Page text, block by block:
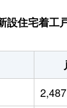
設住宅着工
2,487